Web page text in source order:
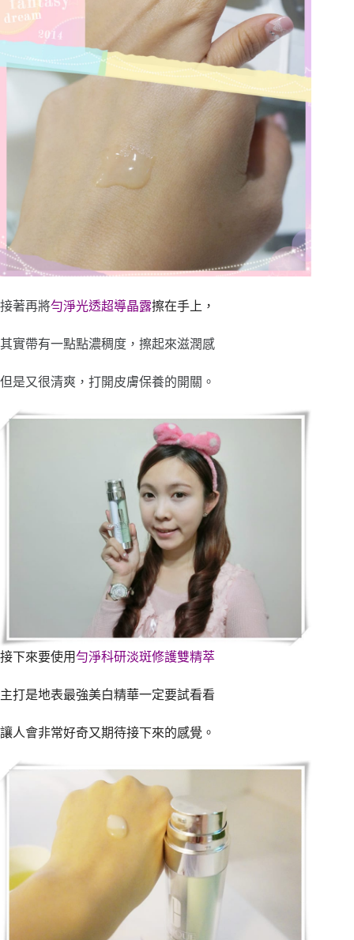
接著再將勻淨光透超導晶露擦在手上，
其實帶有一點點濃稠度，擦起來滋潤感
但是又很清爽，打開皮膚保養的開關。
接下來要使用勻淨科研淡斑修護雙精萃
主打是地表最強美白精華一定要試看看
讓人會非常好奇又期待接下來的感覺。